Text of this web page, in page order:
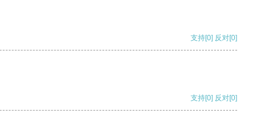
支持[0] 反对[0]
支持[0] 反对[0]